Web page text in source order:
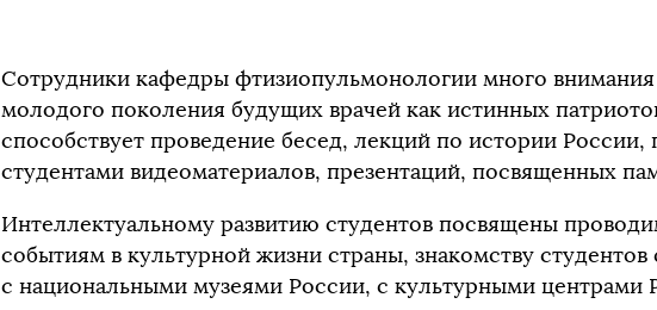
Сотрудники кафедры фтизиопульмонологии много
молодого поколения будущих врачей как истинных
способствует проведение бесед, лекций по истории России,
студентами видеоматериалов, презентаций, посвященных
Интеллектуальному развитию студентов посвящены
событиям в культурной жизни страны, знакомству
с национальными музеями России, с культурными центрами